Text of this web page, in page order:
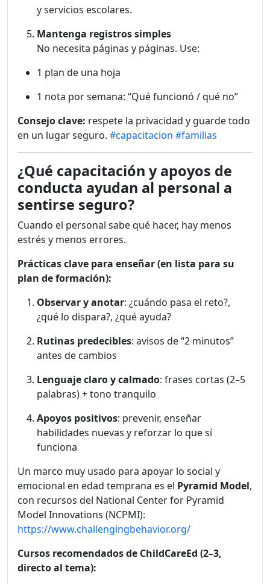
y servicios escolares.
Mantenga registros simples
No necesita páginas y páginas. Use:
1 plan de una hoja
1 nota por semana: “Qué funcionó / qué no”
Consejo clave: respete la privacidad y guarde todo
en un lugar seguro. #capacitacion #familias
¿Qué capacitación y apoyos de
conducta ayudan al personal a
sentirse seguro?
Cuando el personal sabe qué hacer, hay menos
estrés y menos errores.
Prácticas clave para enseñar (en lista para su
plan de formación):
Observar y anotar: ¿cuándo pasa el reto?,
¿qué lo dispara?, ¿qué ayuda?
Rutinas predecibles: avisos de “2 minutos”
antes de cambios
Lenguaje claro y calmado: frases cortas (2–5
palabras) + tono tranquilo
Apoyos positivos: prevenir, enseñar
habilidades nuevas y reforzar lo que sí
funciona
Un marco muy usado para apoyar lo social y
emocional en edad temprana es el Pyramid Model,
con recursos del National Center for Pyramid
Model Innovations (NCPMI):
https://www.challengingbehavior.org/
Cursos recomendados de ChildCareEd (2–3,
directo al tema):